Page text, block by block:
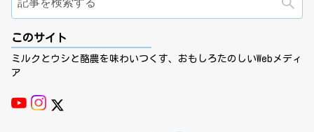
このサイト
ミルクとウシと酪農を味わいつくす、おもしろたのしいWebメディ
ア